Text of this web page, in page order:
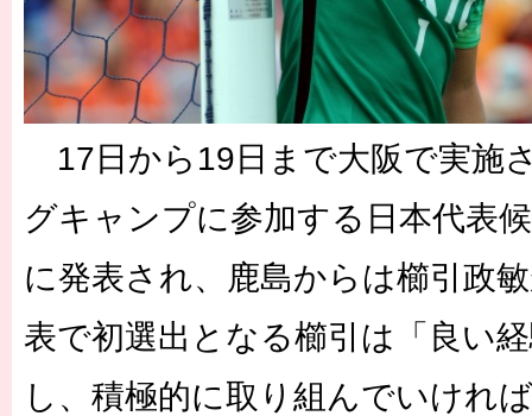
17日から19日まで大阪で実施
グキャンプに参加する日本代表
に発表され、鹿島からは櫛引政
表で初選出となる櫛引は「良い
し、積極的に取り組んでいけれ